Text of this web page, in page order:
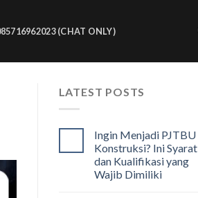
(CHAT ONLY)
LATEST POSTS
Ingin Menjadi PJTBU
Konstruksi? Ini Syarat
dan Kualifikasi yang
Wajib Dimiliki